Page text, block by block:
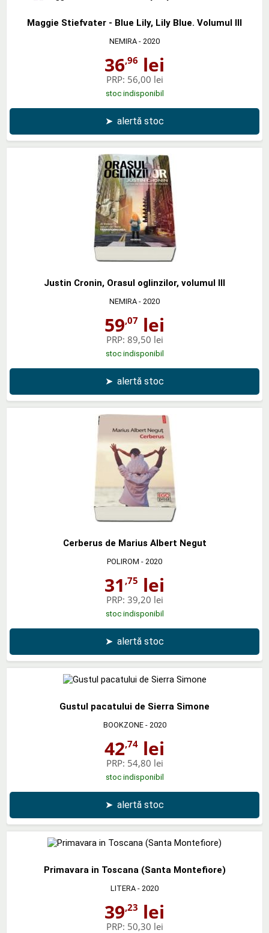
Maggie Stiefvater - Blue Lily, Lily Blue. Volumul III
NEMIRA - 2020
36,96 lei
PRP: 56,00 lei
stoc indisponibil
➤ alertă stoc
Justin Cronin, Orasul oglinzilor, volumul III
NEMIRA - 2020
59,07 lei
PRP: 89,50 lei
stoc indisponibil
➤ alertă stoc
Cerberus de Marius Albert Negut
POLIROM - 2020
31 ,75 lei
PRP: 39,20 lei
stoc indisponibil
➤ alertă stoc
Gustul pacatului de Sierra Simone
BOOKZONE- 2020
42,74 lei
PRP: 54,80 lei
stoc indisponibil
➤ alertă stoc
Primavara in Toscana (Santa Montefiore)
LITERA - 2020
39,23 lei
PRP: 50,30 lei